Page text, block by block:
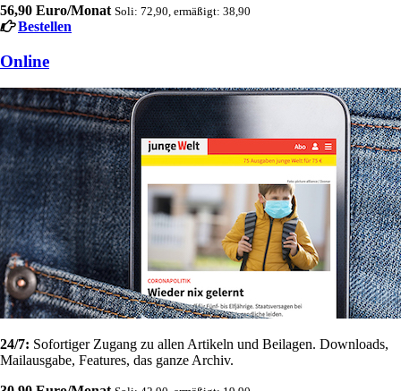
56,90 Euro/Monat Soli: 72,90, ermäßigt: 38,90
Bestellen
Online
24/7: Sofortiger Zugang zu allen Artikeln und Beilagen. Downloads,
Mailausgabe, Features, das ganze Archiv.